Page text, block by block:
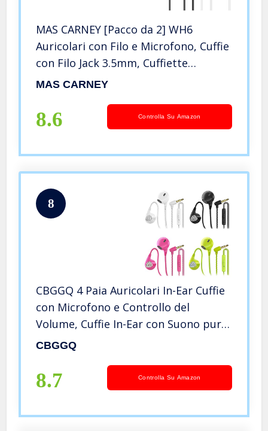
MAS CARNEY [Pacco da 2] WH6
Auricolari con Filo e Microfono, Cuffie
con Filo Jack 3.5mm, Cuffiette
Telefonino con Controllo del Volume,
Smartphone e PC- Bianche/Nero
MAS CARNEY
8.6 Controlla Su Amazon
8
CBGGQ 4 Paia Auricolari In-Ear Cuffie
con Microfono e Controllo del
Volume, Cuffie In-Ear con Suono puro
e Bassi Potenti, Isolamento Acustico
(Bianco+Nero+Rosa+Verde)
CBGGQ
8.7 Controlla Su Amazon